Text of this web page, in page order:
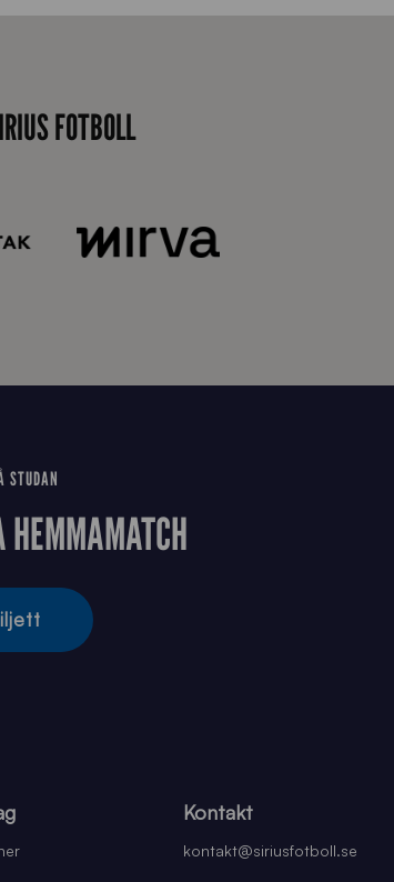
FOTBOLL
STUDAN
HEMMAMATCH
Kontakt
kontakt@siriusfotboll.se